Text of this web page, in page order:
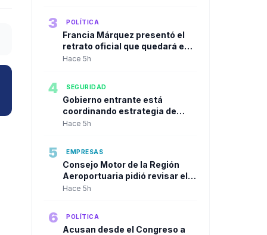
3 POLÍTICA
Francia Márquez presentó el
retrato oficial que quedará en
la Casa Vicepresidencial al
Hace 5h
4 SEGURIDAD
Gobierno entrante está
coordinando estrategia de
seguridad urbana con alcaldes
Hace 5h
5 EMPRESAS
Consejo Motor de la Región
Aeroportuaria pidió revisar el
Plan Maestro del José María
aérea del país
Hace 5h
6 POLÍTICA
Acusan desde el Congreso a